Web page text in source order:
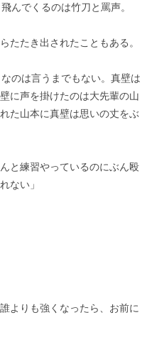
んでくるのは竹刀と罵声。
たたき出されたこともある。
のは言うまでもない。真壁は
に声を掛けたのは大先輩の山
た山本に真壁は思いの丈をぶ
と練習やっているのにぶん殴
ない」
よりも強くなったら、お前に